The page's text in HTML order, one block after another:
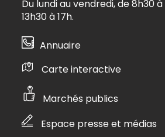
Du lundi au vendredi, de 8h30
13h30 à 17h.
Annuaire
Carte interactive
Marchés publics
Espace presse et médias